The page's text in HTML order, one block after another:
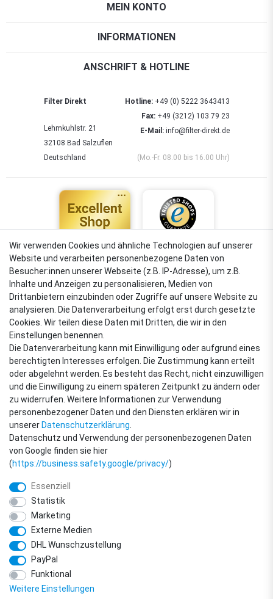
MEIN KONTO
INFORMATIONEN
ANSCHRIFT & HOTLINE
Filter Direkt
Lehmkuhlstr. 21
32108 Bad Salzuflen
Deutschland
Hotline:+49 (0) 5222 3643413
Fax:+49 (3212) 103 79 23
E-Mail:info@filter-direkt.de
(Mo.-Fr. 08.00 bis 16.00 Uhr)
4,88
Sehr gut
VERSANDARTEN
ZAHLUNGSARTEN
© Copyright 2018 - 2026 filter-direkt. Alle Rechte vorbehalten. / *Alle Preise
verstehen sich inkl. MwSt. und zzgl. Versandkosten.
Wir verwenden Cookies und ähnliche Technologien auf unserer
Website und verarbeiten personenbezogene Daten von
Besucher:innen unserer Webseite (z.B. IP-Adresse), um z.B.
Inhalte und Anzeigen zu personalisieren, Medien von
Drittanbietern einzubinden oder Zugriffe auf unsere Website zu
analysieren. Die Datenverarbeitung erfolgt erst durch gesetzte
Cookies. Wir teilen diese Daten mit Dritten, die wir in den
Einstellungen benennen.
Die Datenverarbeitung kann mit Einwilligung oder aufgrund eines
berechtigten Interesses erfolgen. Die Zustimmung kann erteilt
oder abgelehnt werden. Es besteht das Recht, nicht einzuwilligen
und die Einwilligung zu einem späteren Zeitpunkt zu ändern oder
zu widerrufen. Weitere Informationen zur Verwendung
personenbezogener Daten und den Diensten erklären wir in
unserer Daten­schutz­erklärung
Datenschutz und Verwendung der personenbezogenen Daten
von Google finden sie hier
(https://business.safety.google/privacy/)
Essenziell
Statistik
Marketing
Externe Medien
DHL Wunschzustellung
PayPal
Funktional
Weitere Einstellungen